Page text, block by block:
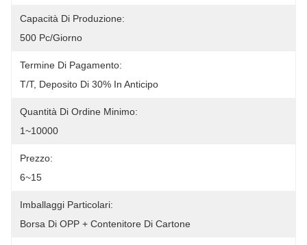
Capacità Di Produzione:
500 Pc/giorno
Termine Di Pagamento:
T/T, Deposito Di 30% In Anticipo
Quantità Di Ordine Minimo:
1~10000
Prezzo:
6~15
Imballaggi Particolari:
Borsa Di OPP + Contenitore Di Cartone